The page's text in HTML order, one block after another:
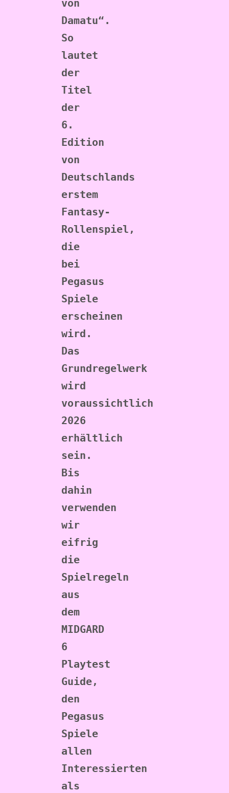
von
Damatu“.
So
lautet
der
Titel
der
6.
Edition
von
Deutschlands
erstem
Fantasy-
Rollenspiel,
die
bei
Pegasus
Spiele
erscheinen
wird.
Das
Grundregelwerk
wird
voraussichtlich
2026
erhältlich
sein.
Bis
dahin
verwenden
wir
eifrig
die
Spielregeln
aus
dem
MIDGARD
6
Playtest
Guide,
den
Pegasus
Spiele
allen
Interessierten
als